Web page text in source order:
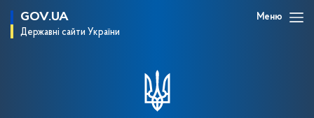
GOV.UA
Державні сайти України
Меню